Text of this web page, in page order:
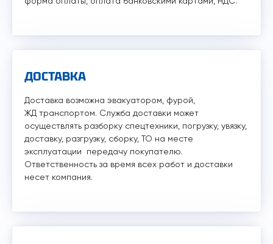
ДОСТАВКА
Доставка возможна эвакуатором, фурой,
ЖД транспортом. Служба доставки может
осуществлять разборку спецтехники, погрузку, увязку,
доставку, разгрузку, сборку, ТО на месте
эксплуатации передачу покупателю.
Ответственность за время всех работ и доставки
несет компания.